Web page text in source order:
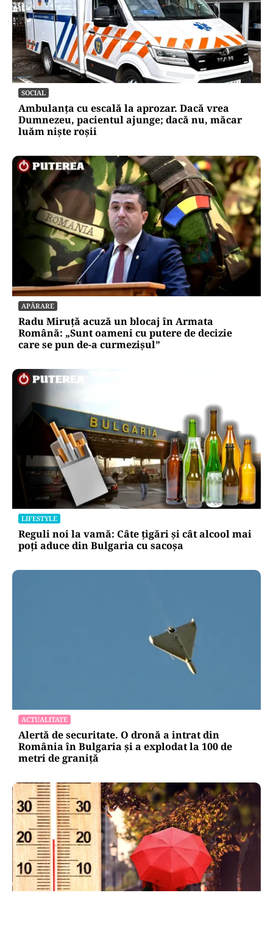
SOCIAL
Ambulanța cu escală la aprozar. Dacă vrea
Dumnezeu, pacientul ajunge; dacă nu, măcar
luăm niște roșii
APĂRARE
Radu Miruță acuză un blocaj în Armata
Română: „Sunt oameni cu putere de decizie
care se pun de-a curmezișul”
LIFESTYLE
Reguli noi la vamă: Câte țigări și cât alcool mai
poți aduce din Bulgaria cu sacoșa
ACTUALITATE
Alertă de securitate. O dronă a intrat din
România în Bulgaria şi a explodat la 100 de
metri de graniţă